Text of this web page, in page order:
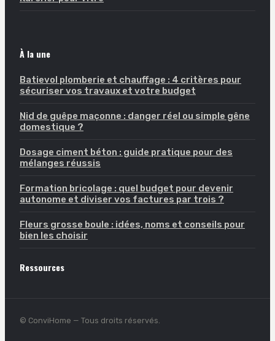
À la une
Batievol plomberie et chauffage : 4 critères pour
sécuriser vos travaux et votre budget
Nid de guêpe maçonne : danger réel ou simple gêne
domestique ?
Dosage ciment béton : guide pratique pour des
mélanges réussis
Formation bricolage : quel budget pour devenir
autonome et diviser vos factures par trois ?
Fleurs grosse boule : idées, noms et conseils pour
bien les choisir
Ressources
© ConviHome — Tous droits réservés.